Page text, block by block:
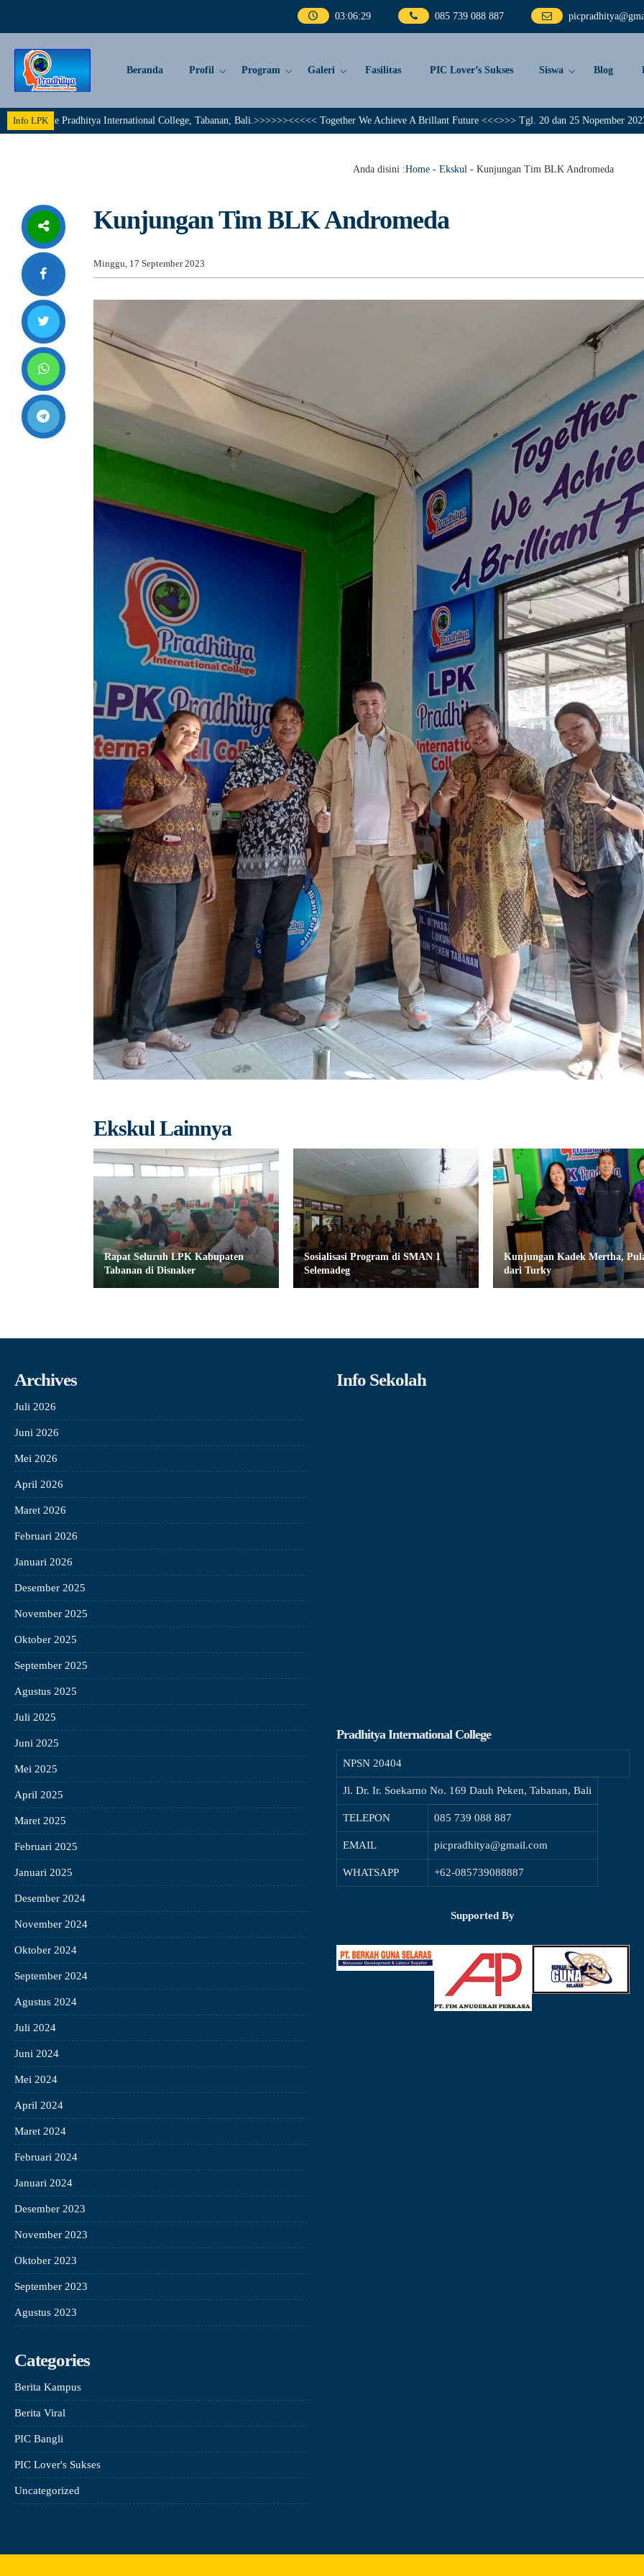
03:06:30 085 739 088 887
Beranda Profil Program Galeri Fasilitas PIC Lover’s Sukses Siswa Blog
Info LPK
Pradhitya International College, Tabanan, Bali.>>>>>><<<<< Together We Achieve A Brillant Future <<<>>> Tgl. 20 dan 25 Nopember 2023, PIC
Anda disini :Home- Ekskul- Kunjungan Tim BLK Andromeda
Kunjungan Tim BLK Andromeda
Minggu, 17 September 2023
Ekskul Lainnya
Rapat Seluruh LPK Kabupaten
Tabanan di Disnaker
Sosialisasi Program di SMAN 1
Selemadeg
Kunjungan Kadek Mertha,
dari Turky
Archives
Juli 2026
Juni 2026
Mei 2026
April 2026
Maret 2026
Februari 2026
Januari 2026
Desember 2025
November 2025
Oktober 2025
September 2025
Agustus 2025
Juli 2025
Juni 2025
Mei 2025
April 2025
Maret 2025
Februari 2025
Januari 2025
Desember 2024
November 2024
Oktober 2024
September 2024
Agustus 2024
Juli 2024
Juni 2024
Mei 2024
April 2024
Maret 2024
Februari 2024
Januari 2024
Desember 2023
November 2023
Oktober 2023
September 2023
Agustus 2023
Categories
Berita Kampus
Berita Viral
PIC Bangli
PIC Lover's Sukses
Uncategorized
Info Sekolah
Pradhitya International College
NPSN 20404
Jl. Dr. Ir. Soekarno No. 169 Dauh Peken, Tabanan, Bali
TELEPON 085 739 088 887
EMAIL picpradhitya@gmail.com
WHATSAPP +62-085739088887
Supported By